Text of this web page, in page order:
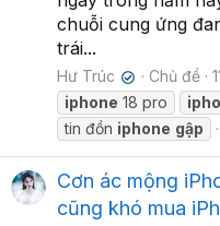
chuỗi cung ứng
trái...
Hư Trúc ✔ Chủ đề
iphone 18 pro
tin đồn iphone gập
Cơn ác mộng
cũng khó mua